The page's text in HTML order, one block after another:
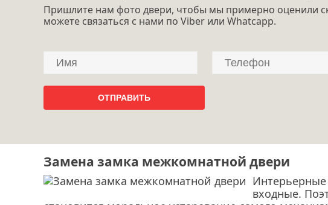
Пришлите нам фото двери, чтобы мы примерно оценили
можете связаться с нами по Viber или Whatcapp.
Замена замка межкомнатной двери
входные.